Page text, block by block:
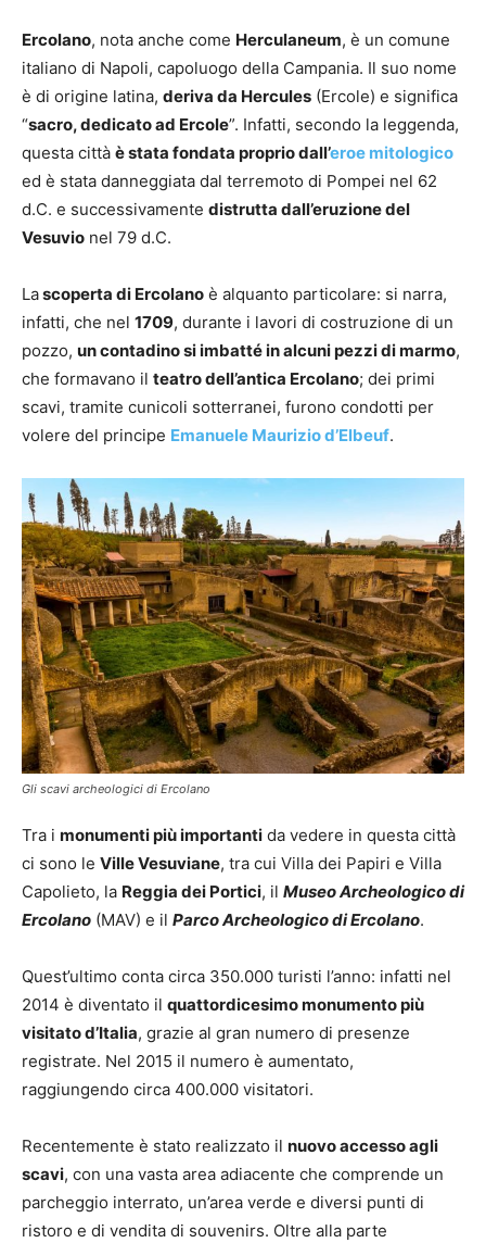
Ercolano, nota anche come Herculaneum, è un comune
italiano di Napoli, capoluogo della Campania. Il suo nome
è di origine latina, deriva da Hercules (Ercole) e significa
“sacro, dedicato ad Ercole”. Infatti, secondo la leggenda,
questa città è stata fondata proprio dall’eroe mitologico
ed è stata danneggiata dal terremoto di Pompei nel 62
d.C. e successivamente distrutta dall’eruzione del
Vesuvio nel 79 d.C.
Lascoperta di Ercolano è alquanto particolare: si narra,
infatti, che nel 1709, durante i lavori di costruzione di un
pozzo, un contadino si imbatté in alcuni pezzi di marmo,
che formavano il teatro dell’antica Ercolano; dei primi
scavi, tramite cunicoli sotterranei, furono condotti per
volere del principe Emanuele Maurizio d’Elbeuf.
Gli scavi archeologici di Ercolano
Tra i monumenti più importanti da vedere in questa città
ci sono le Ville Vesuviane, tra cui Villa dei Papiri e Villa
Capolieto, la Reggia dei Portici, il Museo Archeologico di
Ercolano (MAV) e il Parco Archeologico di Ercolano.
Quest’ultimo conta circa 350.000 turisti l’anno: infatti nel
2014 è diventato il quattordicesimo monumento più
visitato d’Italia, grazie al gran numero di presenze
registrate. Nel 2015 il numero è aumentato,
raggiungendo circa 400.000 visitatori.
Recentemente è stato realizzato il nuovo accesso agli
scavi, con una vasta area adiacente che comprende un
parcheggio interrato, un’area verde e diversi punti di
ristoro e di vendita di souvenirs. Oltre alla parte